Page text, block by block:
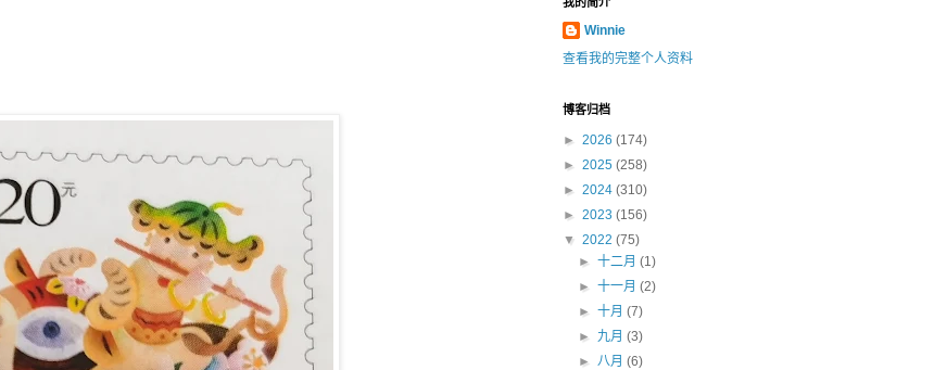
Winnie
查看我的完整个人资料
博客归档
► 2026 (174)
► 2025 (258)
► 2024 (310)
► 2023 (156)
▼ 2022 (75)
►十二月(1)
►十一月(2)
►十月(7)
► 九月(3)
►八月(6)